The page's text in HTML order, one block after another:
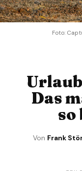
Foto:
Das
so
Von Frank